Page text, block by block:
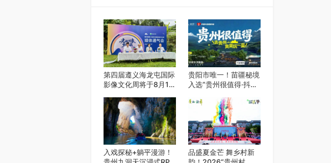
第四届遵义海龙屯国际
影像文化周将于8月15
贵阳市唯一！苗疆秘境
入选“贵州很值得·抖音
——来贵阳，必赴一场
秘境之约
入戏探秘+躺平漫游！
品盛夏金芒 舞乡村新